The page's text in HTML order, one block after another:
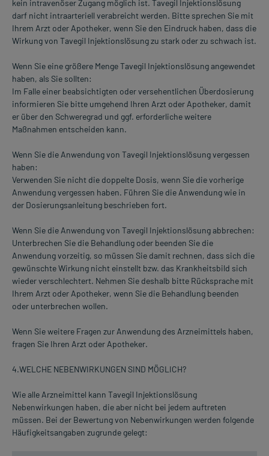
kein intravenöser Zugang möglich ist. Tavegil Injektionslösung
darf nicht intraarteriell verabreicht werden. Bitte sprechen Sie mit
Ihrem Arzt oder Apotheker, wenn Sie den Eindruck haben, dass die
Wirkung von Tavegil Injektionslösung zu stark oder zu schwach ist.
Wenn Sie eine größere Menge Tavegil Injektionslösung angewendet
haben, als Sie sollten:
Im Falle einer beabsichtigten oder versehentlichen Überdosierung
informieren Sie bitte umgehend Ihren Arzt oder Apotheker, damit
er über den Schweregrad und ggf. erforderliche weitere
Maßnahmen entscheiden kann.
Wenn Sie die Anwendung von Tavegil Injektionslösung vergessen
haben:
Verwenden Sie nicht die doppelte Dosis, wenn Sie die vorherige
Anwendung vergessen haben. Führen Sie die Anwendung wie in
der Dosierungsanleitung beschrieben fort.
Wenn Sie die Anwendung von Tavegil Injektionslösung abbrechen:
Unterbrechen Sie die Behandlung oder beenden Sie die
Anwendung vorzeitig, so müssen Sie damit rechnen, dass sich die
gewünschte Wirkung nicht einstellt bzw. das Krankheitsbild sich
wieder verschlechtert. Nehmen Sie deshalb bitte Rücksprache mit
Ihrem Arzt oder Apotheker, wenn Sie die Behandlung beenden
oder unterbrechen wollen.
Wenn Sie weitere Fragen zur Anwendung des Arzneimittels haben,
fragen Sie Ihren Arzt oder Apotheker.
4.WELCHE NEBENWIRKUNGEN SIND MÖGLICH?
Wie alle Arzneimittel kann Tavegil Injektionslösung
Nebenwirkungen haben, die aber nicht bei jedem auftreten
müssen. Bei der Bewertung von Nebenwirkungen werden folgende
Häufigkeitsangaben zugrunde gelegt: